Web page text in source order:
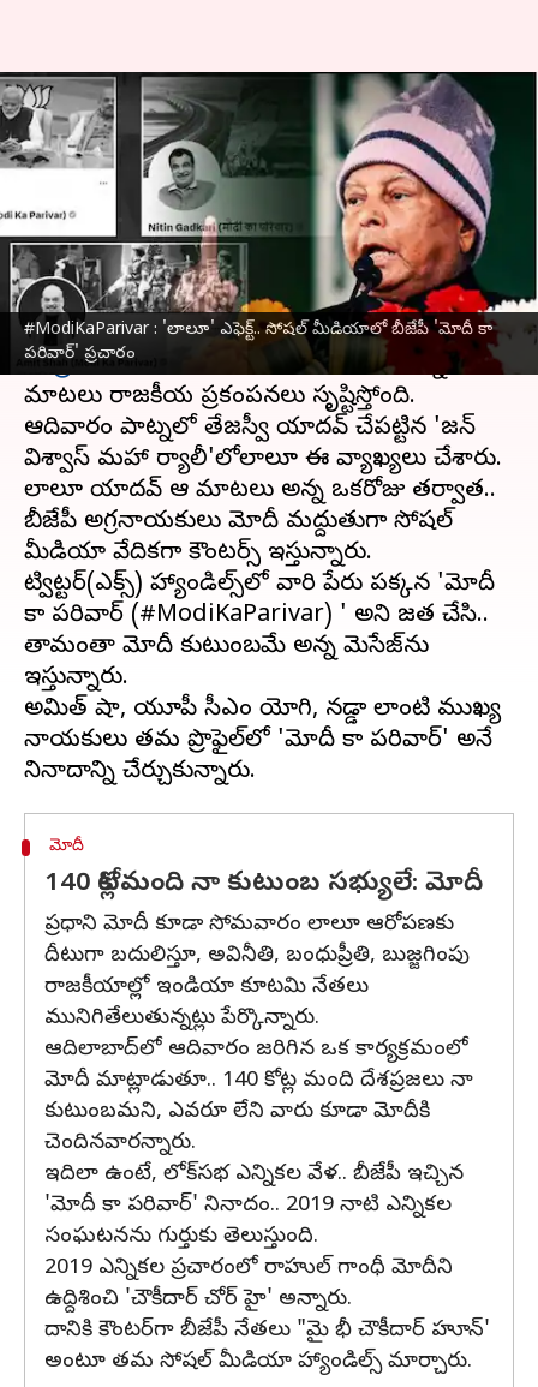
#ModiKaParivar : 'లాలూ' ఎఫెక్ట్.. సోషల్ మీడియాలో బీజేపీ 'మోదీ కా
పరివార్' ప్రచారం
#ModiKaParivar : 'లాలూ' ఎఫెక్ట్..
సోషల్ మీడియాలో బీజేపీ 'మోదీ కా
పరివార్' ప్రచారం
వ్రాసిన వారు Stalin Mar 04, 2024 07:24 pm
ఈ వార్తాకథనం ఏంటి
ఆర్జేడీ అధినేతలాలూ ప్రసాద్ యాదవ్ప్రధానమంత్రి
నరేంద్ర మోదీకి కుటుంబం లేదని ఆదివారం అన్న
మాటలు రాజకీయ ప్రకంపనలు సృష్టిస్తోంది.
ఆదివారం పాట్నలో తేజస్వీ యాదవ్ చేపట్టిన 'జన్
విశ్వాస్ మహా ర్యాలీ'లోలాలూ ఈ వ్యాఖ్యలు చేశారు.
లాలూ యాదవ్ ఆ మాటలు అన్న ఒకరోజు తర్వాత..
బీజేపీ అగ్రనాయకులు మోదీ మద్దుతుగా సోషల్
మీడియా వేదికగా కౌంటర్స్ ఇస్తున్నారు.
ట్విట్టర్(ఎక్స్) హ్యాండిల్స్‌లో వారి పేరు పక్కన 'మోదీ
కా పరివార్ (#ModiKaParivar) ' అని జత చేసి..
తామంతా మోదీ కుటుంబమే అన్న మెసేజ్‌ను
ఇస్తున్నారు.
అమిత్ షా, యూపీ సీఎం యోగి, నడ్డా లాంటి ముఖ్య
నాయకులు తమ ప్రొఫైల్‌లో 'మోదీ కా పరివార్' అనే
మోదీ
140 కోట్లమంది నా కుటుంబ సభ్యులే: మోదీ
ప్రధాని మోదీ కూడా సోమవారం లాలూ ఆరోపణకు
దీటుగా బదులిస్తూ, అవినీతి, బంధుప్రీతి, బుజ్జగింపు
రాజకీయాల్లో ఇండియా కూటమి నేతలు
మునిగితేలుతున్నట్లు పేర్కొన్నారు.
ఆదిలాబాద్‌లో ఆదివారం జరిగిన ఒక కార్యక్రమంలో
మోదీ మాట్లాడుతూ.. 140 కోట్ల మంది దేశప్రజలు నా
కుటుంబమని, ఎవరూ లేని వారు కూడా మోదీకి
చెందినవారన్నారు.
ఇదిలా ఉంటే, లోక్‌సభ ఎన్నికల వేళ.. బీజేపీ ఇచ్చిన
'మోదీ కా పరివార్' నినాదం.. 2019 నాటి ఎన్నికల
సంఘటనను గుర్తుకు తెలుస్తుంది.
2019 ఎన్నికల ప్రచారంలో రాహుల్ గాంధీ మోదీని
ఉద్దిశించి 'చౌకీదార్ చోర్ హై' అన్నారు.
దానికి కౌంటర్‌గా బీజేపీ నేతలు "మై భీ చౌకీదార్ హూన్'
అంటూ తమ సోషల్ మీడియా హ్యాండిల్స్ మార్చారు.